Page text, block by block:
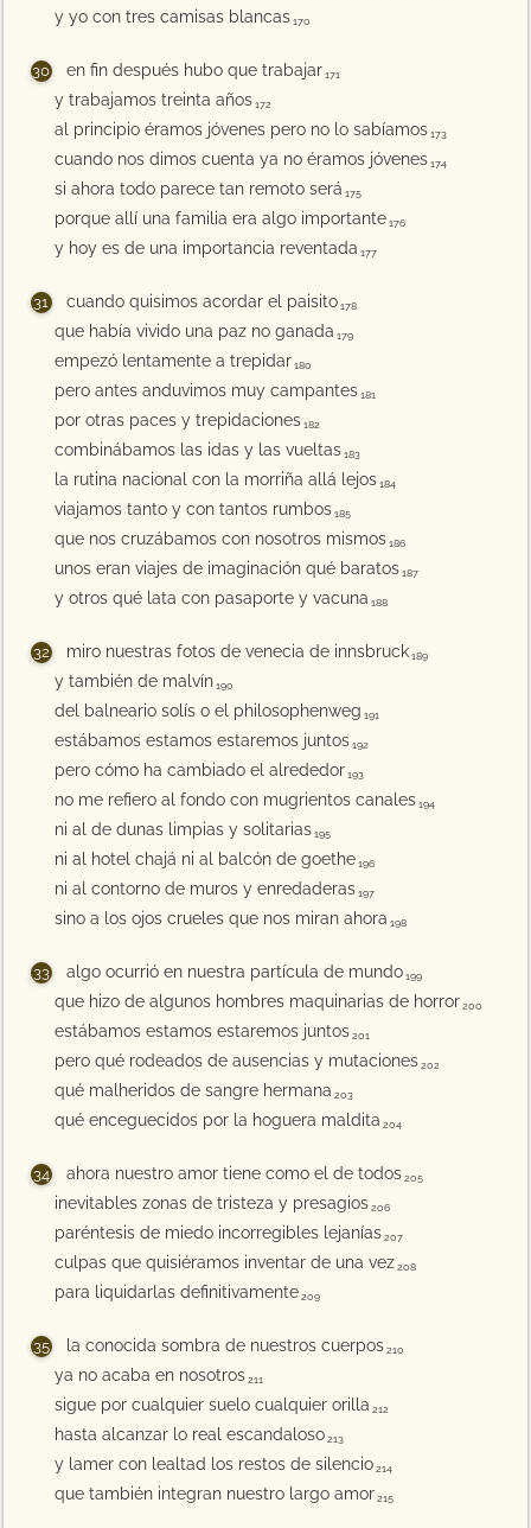
y yo con tres camisas blancas 170
en fin después hubo que trabajar 171
y trabajamos treinta años 172
al principio éramos jóvenes pero no lo sabíamos 173
cuando nos dimos cuenta ya no éramos jóvenes 174
si ahora todo parece tan remoto será 175
porque allí una familia era algo importante 176
y hoy es de una importancia reventada 177
cuando quisimos acordar el paisito 178
que había vivido una paz no ganada 179
empezó lentamente a trepidar 180
pero antes anduvimos muy campantes 181
por otras paces y trepidaciones 182
combinábamos las idas y las vueltas 183
la rutina nacional con la morriña allá lejos 184
viajamos tanto y con tantos rumbos 185
que nos cruzábamos con nosotros mismos 186
unos eran viajes de imaginación qué baratos 187
y otros qué lata con pasaporte y vacuna 188
miro nuestras fotos de venecia de innsbruck 189
y también de malvín 190
del balneario solís o el philosophenweg 191
estábamos estamos estaremos juntos 192
pero cómo ha cambiado el alrededor 193
no me refiero al fondo con mugrientos canales 194
ni al de dunas limpias y solitarias 195
ni al hotel chajá ni al balcón de goethe 196
ni al contorno de muros y enredaderas 197
sino a los ojos crueles que nos miran ahora 198
algo ocurrió en nuestra partícula de mundo 199
que hizo de algunos hombres maquinarias de horror 200
estábamos estamos estaremos juntos 201
pero qué rodeados de ausencias y mutaciones 202
qué malheridos de sangre hermana 203
qué enceguecidos por la hoguera maldita 204
ahora nuestro amor tiene como el de todos 205
inevitables zonas de tristeza y presagios 206
paréntesis de miedo incorregibles lejanías 207
culpas que quisiéramos inventar de una vez 208
para liquidarlas definitivamente 209
la conocida sombra de nuestros cuerpos 210
ya no acaba en nosotros 211
sigue por cualquier suelo cualquier orilla 212
hasta alcanzar lo real escandaloso 213
y lamer con lealtad los restos de silencio 214
que también integran nuestro largo amor 215